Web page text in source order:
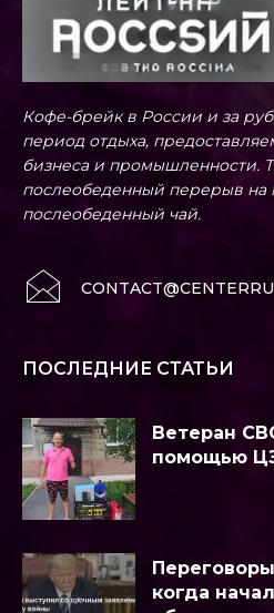
Кофе-брейк в России и за
период отдыха,
бизнеса и промышленности.
послеобеденный перерыв на
послеобеденный чай.
ПОСЛЕДНИЕ СТАТЬИ
Ветеран
помощью
когда